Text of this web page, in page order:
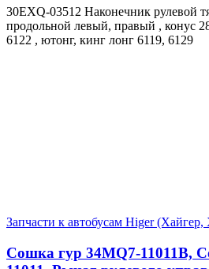
30EXQ-03512 Наконечник рулевой
продольной левый, правый , конус
6122 , ютонг, кинг лонг 6119, 6129
Запчасти к автобусам Higer
Сошка гур 34MQ7-11011B,